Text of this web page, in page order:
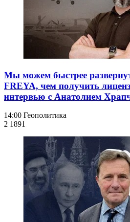
Мы можем быстрее
FREYA, чем получить
интервью с Анатолием
14:00 Геополитика
2 1891